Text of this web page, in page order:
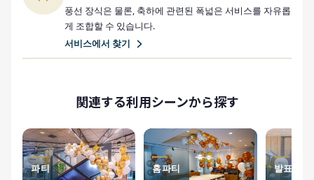
풍선 장식은 물론, 축하에 관련된 폭넓은 서비스를 자유롭
게 조합할 수 있습니다.
서비스에서 찾기
関連する利用シーンから探す
파티 홈파티 발표회